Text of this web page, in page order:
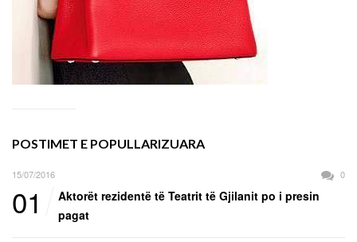
POSTIMET E POPULLARIZUARA
15/07/2016 0
01
Aktorët rezidentë të Teatrit të Gjilanit po i presin
pagat